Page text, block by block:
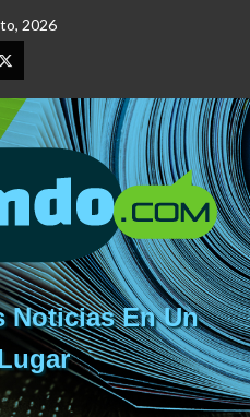
2026
Elemento
del
menú
Noticias En Un